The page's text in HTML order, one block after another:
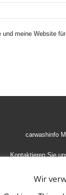
meine Website
carwashinfo
Kontaktieren Sie
Wir